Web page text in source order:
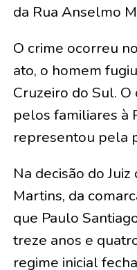
da Rua Anselmo
O crime ocorreu
ato, o homem
Cruzeiro do Sul.
pelos familiares à
representou pela
Na decisão do
Martins, da
que Paulo
treze anos e
regime inicial